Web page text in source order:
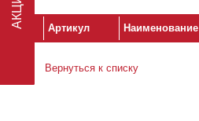
№ Артикул Наименование
Вернуться к списку